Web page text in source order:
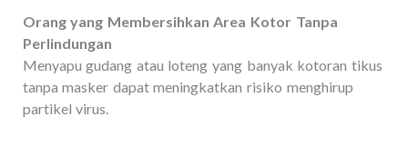
Orang yang Membersihkan Area Kotor Tanpa
Perlindungan
Menyapu gudang atau loteng yang banyak kotoran tikus
tanpa masker dapat meningkatkan risiko menghirup
partikel virus.